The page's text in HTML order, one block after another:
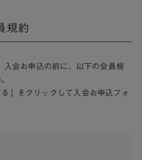
規約
入会お申込の前に、以下の会員規
」をクリックして入会お申込フォ